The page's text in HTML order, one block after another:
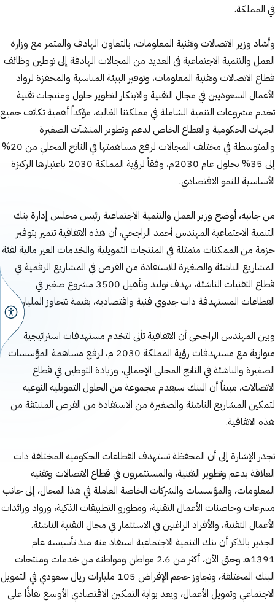
في المملكة.
وأشاد وزير الاتصالات وتقنية المعلومات، بالتعاون الهادف والمثمر مع وزارة
العمل والتنمية الاجتماعية في العديد من المجالات الهادفة إلى توطين وظائف
قطاع الاتصالات وتقنية المعلومات، وتوفير البيئة المناسبة والمحفزة لرواد
الأعمال السعوديين في مجال التقنية والابتكار لتطوير حلول ومنتجات تقنية
تخدم مشروعات التنمية الشاملة في مملكتنا الغالية، مؤكداً أهمية تكاتف جميع
الجهات الحكومية والقطاع الخاص لدعم وتطوير المنشآت الصغيرة
والمتوسطة في مختلف المجالات لرفع مساهمتها في الناتج المحلي من 20%
إلى 35% بحلول عام 2030م، وفقاً لرؤية المملكة 2030 باعتبارها الركيزة
الأساسية للنمو الاقتصادي.
من جانبه، أوضح وزير العمل والتنمية الاجتماعية رئيس مجلس إدارة بنك
التنمية الاجتماعية المهندس أحمد الراجحي، أن هذه الاتفاقية تتميز بتوفير
حزمة من الممكنات متمثلة في المنتجات التمويلية والخدمات الغير مالية لفئة
المشاريع الناشئة والصغيرة للاستفادة من الفرص في المشاريع الرقمية في
قطاع التقنيات الناشئة، بهدف توليد وتأهيل 3500 مشروع صغير في
القطاعات المستهدفة ذات جدوى فنية واقتصادية، بقيمة تتجاوز المليار ريال.
وبين المهندس الراجحي أن الاتفاقية تأتي لتخدم مستهدفات استراتيجية
متوازية مع مستهدفات رؤية المملكة 2030 م، لرفع مساهمة المؤسسات
الصغيرة والناشئة في الناتج المحلي الإجمالي، وزيادة التوطين في قطاع
الاتصالات، مبيناً أن البنك سيقدم مجموعة من الحلول التمويلية النوعية
لتمكين المشاريع الناشئة والصغيرة من الاستفادة من الفرص المنبثقة من
هذه الاتفاقية.
تجدر الإشارة إلى أن المحفظة تستهدف القطاعات الحكومية المختلفة ذات
العلاقة بدعم وتطوير التقنية، والمستثمرون في قطاع الاتصالات وتقنية
المعلومات، والمؤسسات والشركات الخاصة العاملة في هذا المجال، إلى جانب
مسرعات وحاضنات الأعمال التقنية، ومطورو التطبيقات الذكية، ورواد ورائدات
الأعمال التقنية، والأفراد الراغبين في الاستثمار في مجال التقنية الناشئة.
الجدير بالذكر أن بنك التنمية الاجتماعية استفاد منه منذ تأسيسه عام
1391هـ وحتى الآن، أكثر من 2.6 مواطن ومواطنة من خدمات ومنتجات
البنك المختلفة، وتجاوز حجم الإقراض 105 مليارات ريال سعودي في التمويل
الاجتماعي وتمويل الأعمال، ويعد بوابة التمكين الاقتصادي الأوسع نفاذًا على